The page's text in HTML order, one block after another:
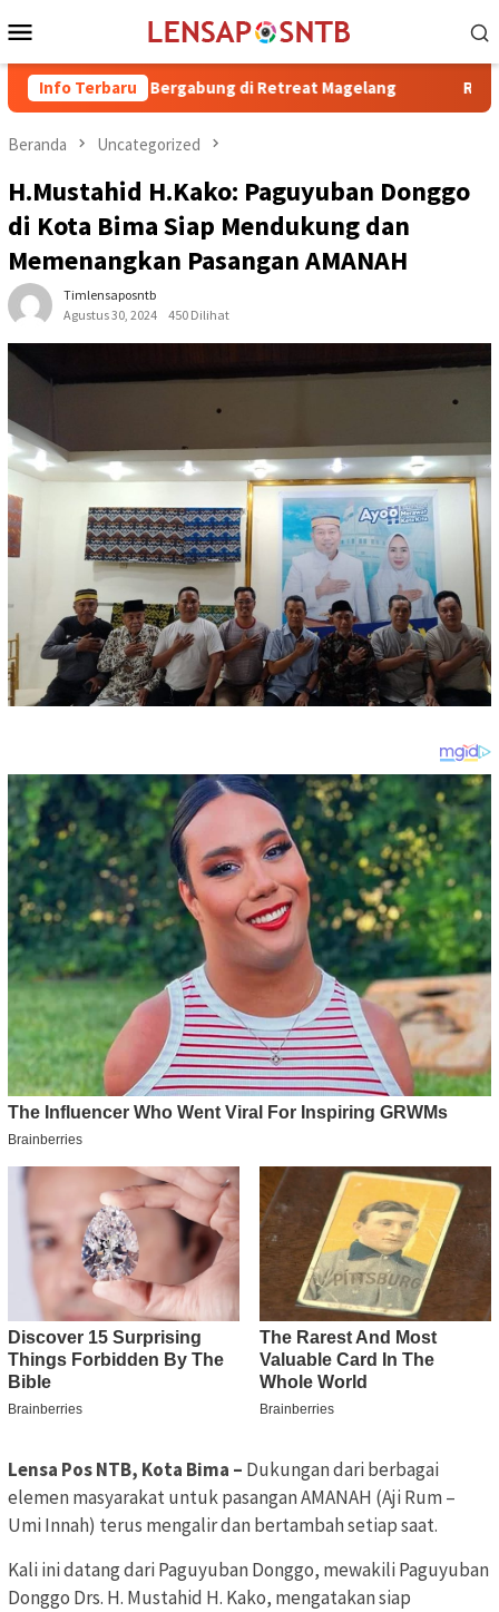
ke
Mobile
Info Terbaru
Bergabung di Retreat Magelang Rutan Kelas IIB
Beranda Uncategorized
H.Mustahid H.Kako: Paguyuban Donggo
di Kota Bima Siap Mendukung dan
Memenangkan Pasangan AMANAH
Timlensaposntb
Agustus 30, 2024
450 Dilihat
Lensa Pos NTB, Kota Bima – Dukungan dari berbagai
elemen masyarakat untuk pasangan AMANAH (Aji Rum –
Umi Innah) terus mengalir dan bertambah setiap saat.
Kali ini datang dari Paguyuban Donggo, mewakili Paguyuban
Donggo Drs. H. Mustahid H. Kako, mengatakan siap